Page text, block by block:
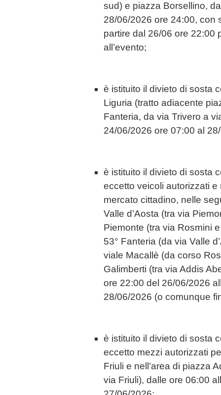
sud) e piazza Borsellino,
28/06/2026 ore 24:00, con
partire dal 26/06 ore 22:00
all’evento;
è istituito il divieto di sosta
Liguria (tratto adiacente
Fanteria, da via Trivero a
24/06/2026 ore 07:00 al
è istituito il divieto di sosta
eccetto veicoli autorizzati
mercato cittadino, nelle
Valle d’Aosta (tra via
Piemonte (tra via Rosmini
53° Fanteria (da via Valle
viale Macallè (da corso
Galimberti (tra via Addis
ore 22:00 del 26/06/2026
28/06/2026 (o comunque
è istituito il divieto di sosta
eccetto mezzi autorizzati
Friuli e nell’area di piazza
via Friuli), dalle ore 06:00